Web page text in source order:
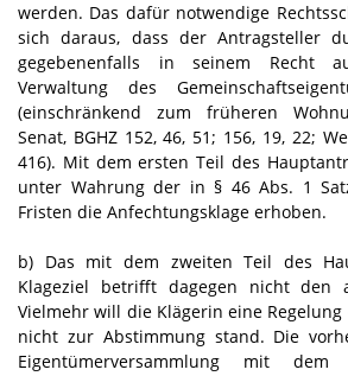
werden. Das dafür notwendige
sich daraus, dass der Antragsteller
gegebenenfalls in seinem Recht
Verwaltung des
(einschränkend zum früheren
Senat, BGHZ 152, 46, 51; 156, 19, 22;
416). Mit dem ersten Teil des
unter Wahrung der in § 46 Abs. 1
Fristen die Anfechtungsklage erhoben.
b) Das mit dem zweiten Teil des
Klageziel betrifft dagegen nicht den
Vielmehr will die Klägerin eine
nicht zur Abstimmung stand. Die
Eigentümerversammlung mit